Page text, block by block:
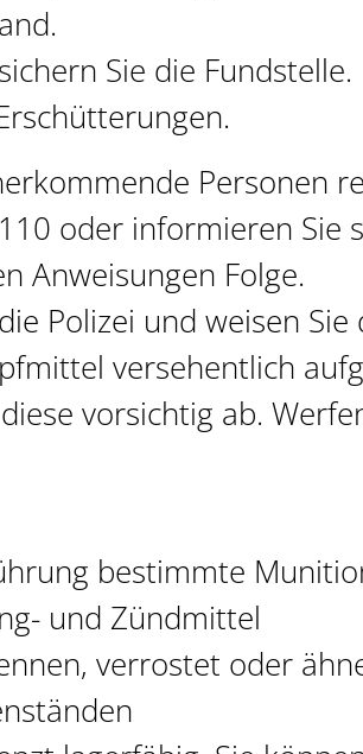
Sie die Fundstelle.
Personen
oder informieren Sie
Anweisungen Folge.
Polizei und weisen
versehentlich
vorsichtig ab.
bestimmte
und Zündmittel
verrostet oder